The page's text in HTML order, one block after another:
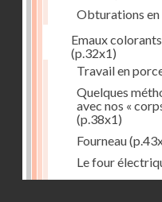
Obturations
Emaux
(p.32x1)
Travail en
Quelques
avec nos «
(p.38x1)
Fourneau
Le four
Pyromètre de